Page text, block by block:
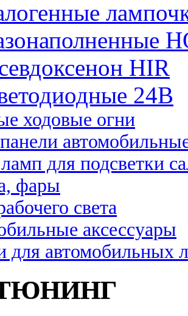
HIR
24B
ходовые огни
для подсветки
фары
света
аксессуары
для автомобильных